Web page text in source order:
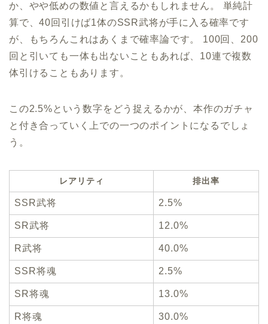
か、やや低めの数値と言えるかもしれません。 単純計
算で、40回引けば1体のSSR武将が手に入る確率です
が、もちろんこれはあくまで確率論です。 100回、200
回と引いても一体も出ないこともあれば、10連で複数
体引けることもあります。
この2.5%という数字をどう捉えるかが、本作のガチャ
と付き合っていく上での一つのポイントになるでしょ
う。
レアリティ 排出率
SSR武将 2.5%
SR武将 12.0%
R武将 40.0%
SSR将魂 2.5%
SR将魂 13.0%
R将魂 30.0%